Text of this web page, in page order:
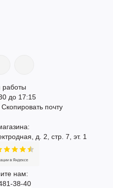
работы
до 17:15
Скопировать почту
д. 2, стр. 7, эт. 1
нам:
38-40